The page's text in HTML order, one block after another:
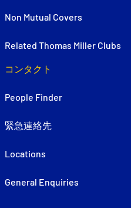
Non Mutual Covers
Related Thomas Miller Clubs
コンタクト
People Finder
緊急連絡先
Locations
General Enquiries